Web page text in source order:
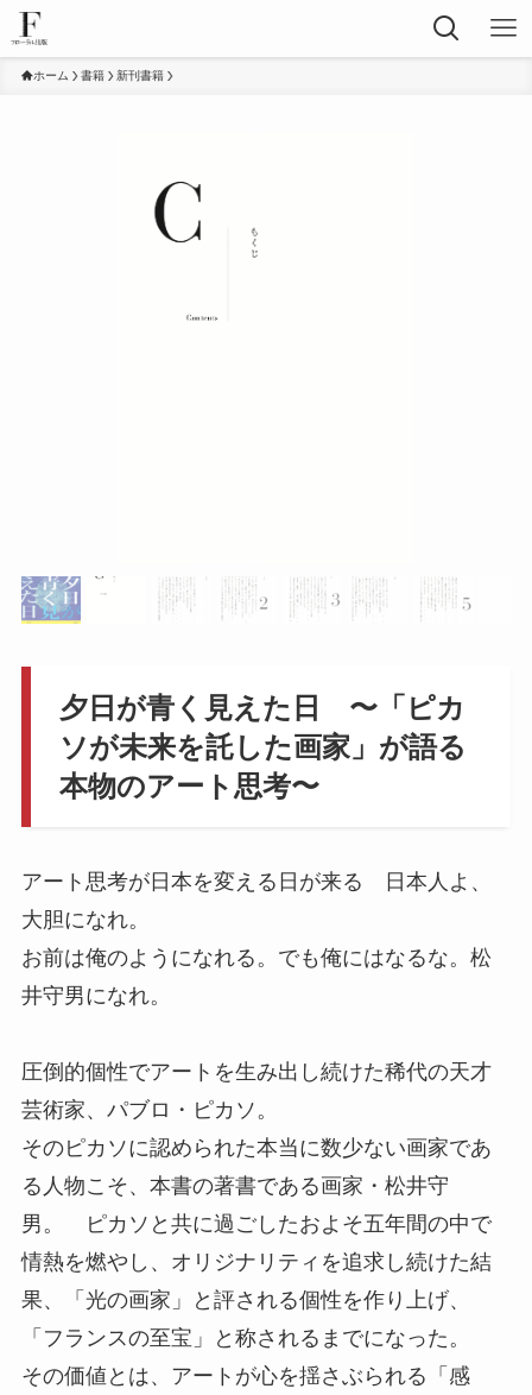
ホーム 書籍 新刊書籍
夕日が青く見えた日 〜「ピカ
ソが未来を託した画家」が語る
本物のアート思考〜
アート思考が日本を変える日が来る 日本人よ、
大胆になれ。
お前は俺のようになれる。でも俺にはなるな。松
圧倒的個性でアートを生み出し続けた稀代の天才
芸術家、パブロ・ピカソ。
そのピカソに認められた本当に数少ない画家であ
る人物こそ、本書の著書である画家・松井守
男。 ピカソと共に過ごしたおよそ五年間の中で
情熱を燃やし、オリジナリティを追求し続けた結
果、「光の画家」と評される個性を作り上げ、
「フランスの至宝」と称されるまでになった。